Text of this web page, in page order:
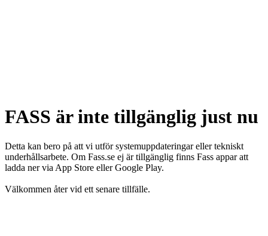
FASS är inte tillgänglig just nu
Detta kan bero på att vi utför systemuppdateringar eller tekniskt
underhållsarbete. Om Fass.se ej är tillgänglig finns Fass appar att
ladda ner via App Store eller Google Play.
Välkommen åter vid ett senare tillfälle.